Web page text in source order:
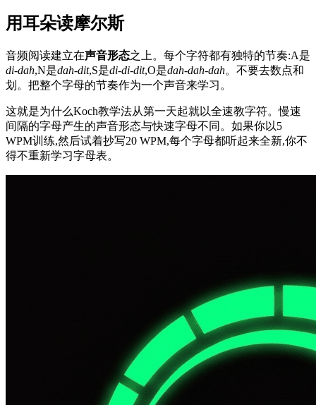
用耳朵读摩尔斯
音频阅读建立在声音形态之上。每个字符都有独特的节奏:A是
di-dah,N是dah-dit,S是di-di-dit,O是dah-dah-dah。不要去数点和
划。把整个字母的节奏作为一个声音来学习。
这就是为什么Koch教学法从第一天起就以全速教字符。慢速
间隔的字母产生的声音形态与快速字母不同。如果你以5
WPM训练,然后试着抄写20 WPM,每个字母都听起来全新,你不
得不重新学习字母表。